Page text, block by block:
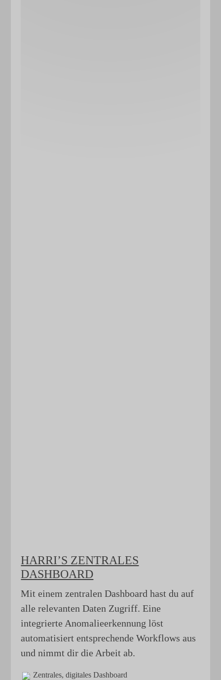
HARRI’S ZENTRALES
DASHBOARD
Mit einem zentralen Dashboard hast du auf
alle relevanten Daten Zugriff. Eine
integrierte Anomalieerkennung löst
automatisiert entsprechende Workflows aus
und nimmt dir die Arbeit ab.
Zentrales, digitales Dashboard